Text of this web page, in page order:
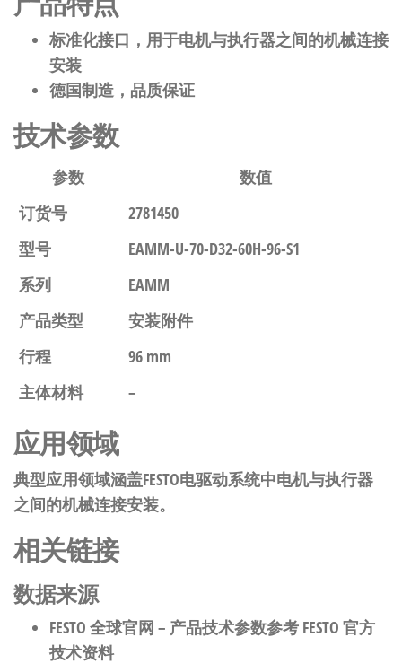
标准化接口，用于电机与执行器之间的机械连接
安装
德国制造，品质保证
技术参数
参数
数值
订货号
2781450
型号
EAMM-U-70-D32-60H-96-S1
系列
EAMM
产品类型
安装附件
行程
96 mm
主体材料
–
应用领域
典型应用领域涵盖FESTO电驱动系统中电机与执行器
之间的机械连接安装。
相关链接
数据来源
FESTO 全球官网 – 产品技术参数参考 FESTO 官方
技术资料